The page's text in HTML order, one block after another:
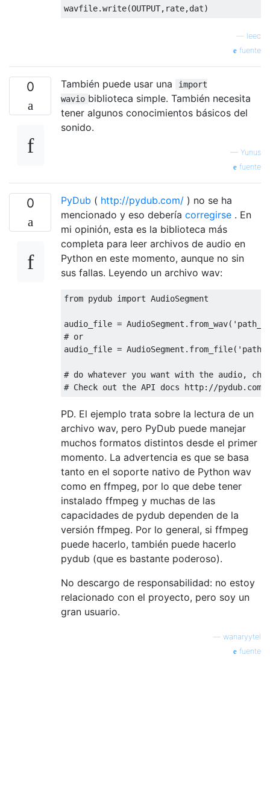
leec
fuente
0 También puede usar una
import
wavio biblioteca simple. También necesita
tener algunos conocimientos básicos del
sonido.
— Yunus
fuente
0 PyDub ( http://pydub.com/ ) no se ha
mencionado y eso debería corregirse . En
mi opinión, esta es la biblioteca más
completa para leer archivos de audio en
Python en este momento, aunque no sin
sus fallas. Leyendo un archivo wav:
from pydub import AudioSegment
audio_file = AudioSegment.from_wav(
# or
audio_file = AudioSegment.from_file(
# do whatever you want with the audio,
# Check out the API docs http://pydub.com/
PD. El ejemplo trata sobre la lectura de un
archivo wav, pero PyDub puede manejar
muchos formatos distintos desde el primer
momento. La advertencia es que se basa
tanto en el soporte nativo de Python wav
como en ffmpeg, por lo que debe tener
instalado ffmpeg y muchas de las
capacidades de pydub dependen de la
versión ffmpeg. Por lo general, si ffmpeg
puede hacerlo, también puede hacerlo
pydub (que es bastante poderoso).
No descargo de responsabilidad: no estoy
relacionado con el proyecto, pero soy un
gran usuario.
wanaryytel
fuente